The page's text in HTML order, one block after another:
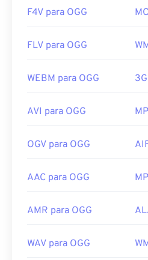
F4V para OGG
FLV para OGG
WEBM para OGG
AVI para OGG
OGV para OGG
AAC para OGG
AMR para OGG
WAV para OGG